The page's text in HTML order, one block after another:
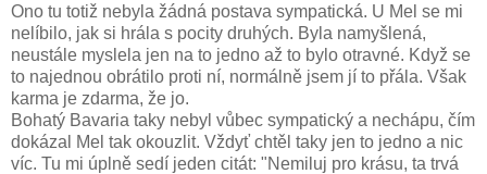
Ono tu totiž nebyla žádná postava sympatická. U Mel se mi
nelíbilo, jak si hrála s pocity druhých. Byla namyšlená,
neustále myslela jen na to jedno až to bylo otravné. Když se
to najednou obrátilo proti ní, normálně jsem jí to přála. Však
karma je zdarma, že jo.
Bohatý Bavaria taky nebyl vůbec sympatický a nechápu, čím
dokázal Mel tak okouzlit. Vždyť chtěl taky jen to jedno a nic
víc. Tu mi úplně sedí jeden citát: "Nemiluj pro krásu, ta trvá